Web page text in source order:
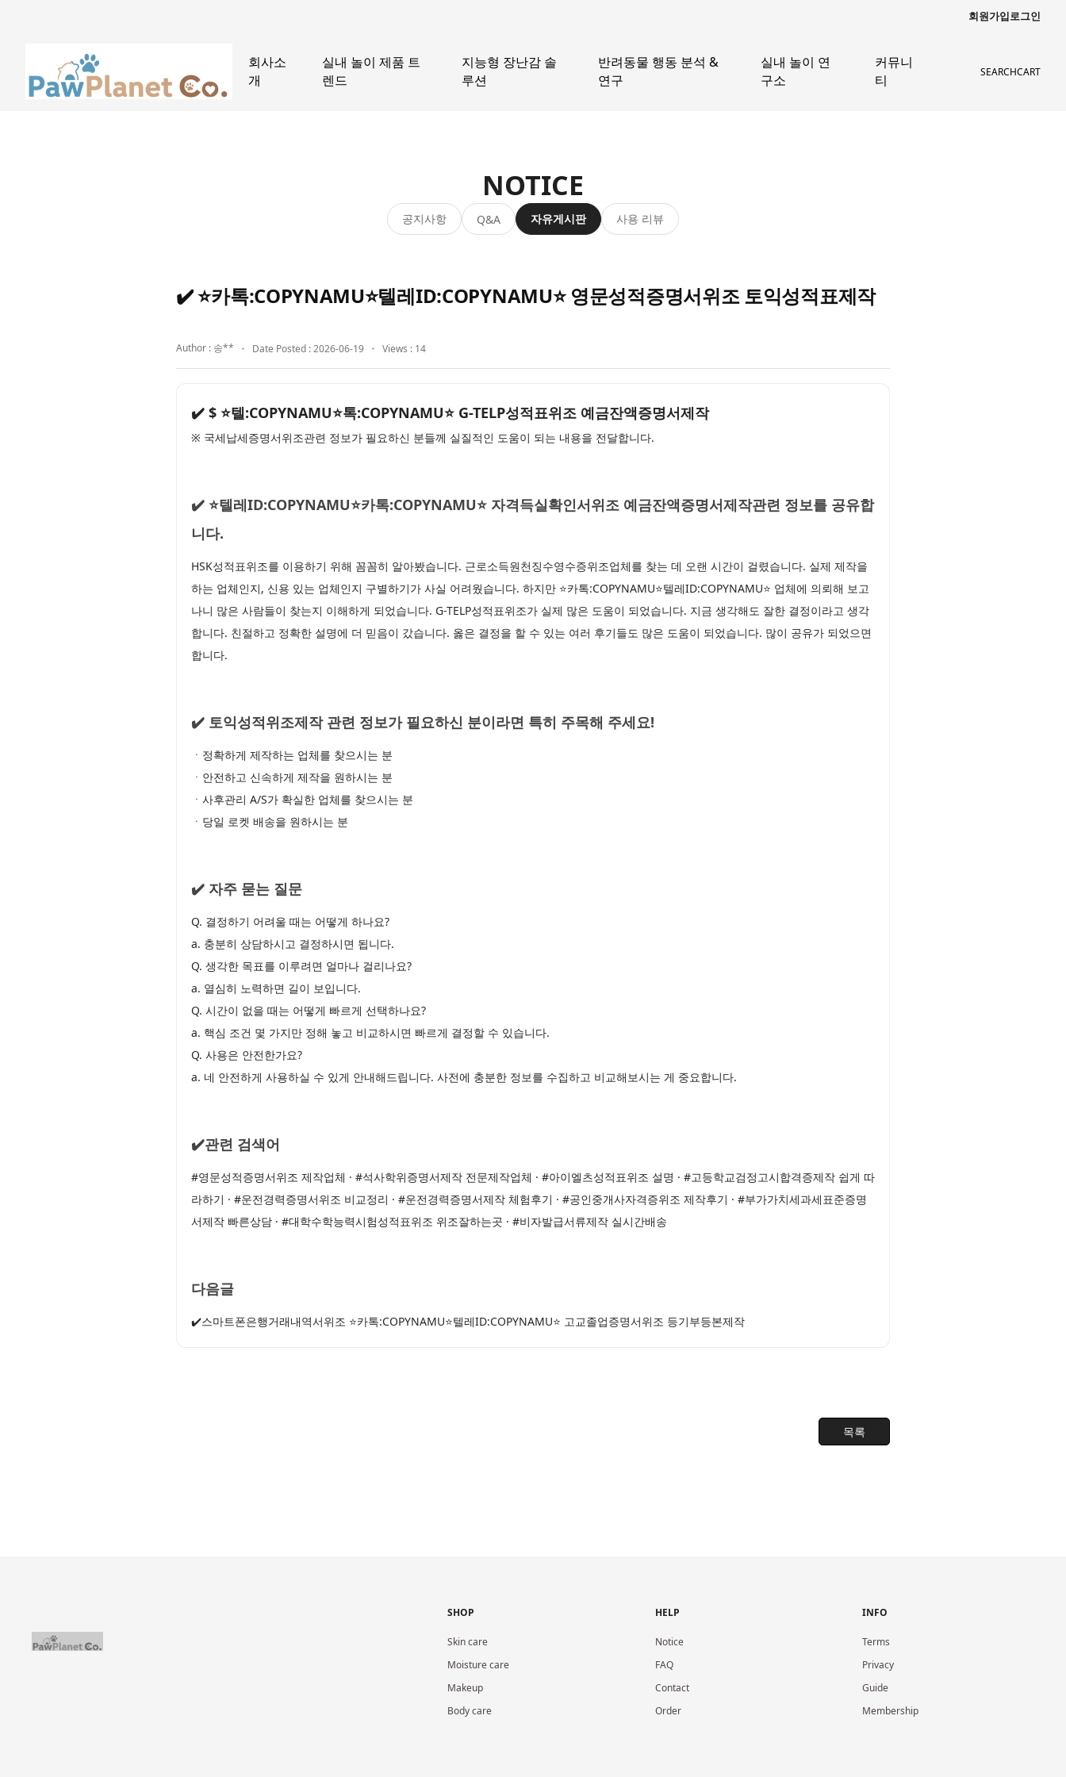
회원가입로그인
회사소
개
실내 놀이 제품 트
렌드
지능형 장난감 솔
루션
반려동물 행동 분석 &
연구
실내 놀이 연
구소
커뮤니
티
SEARCHCART
NOTICE
공지사항 Q&A 자유게시판 사용 리뷰
✔️ ⭐카톡:COPYNAMU⭐텔레ID:COPYNAMU⭐ 영문성적증명서위조 토익성적표제작
Author : 송** Date Posted : 2026-06-19 Views : 14
✔️ $ ⭐텔:COPYNAMU⭐톡:COPYNAMU⭐ G-TELP성적표위조 예금잔액증명서제작
※ 국세납세증명서위조관련 정보가 필요하신 분들께 실질적인 도움이 되는 내용을 전달합니다.
✔️ ⭐텔레ID:COPYNAMU⭐카톡:COPYNAMU⭐ 자격득실확인서위조 예금잔액증명서제작관련 정보를 공유합
니다.
HSK성적표위조를 이용하기 위해 꼼꼼히 알아봤습니다. 근로소득원천징수영수증위조업체를 찾는 데 오랜 시간이 걸렸습니다. 실제 제작을
하는 업체인지, 신용 있는 업체인지 구별하기가 사실 어려웠습니다. 하지만 ⭐카톡:COPYNAMU⭐텔레ID:COPYNAMU⭐ 업체에 의뢰해 보고
나니 많은 사람들이 찾는지 이해하게 되었습니다. G-TELP성적표위조가 실제 많은 도움이 되었습니다. 지금 생각해도 잘한 결정이라고 생각
합니다. 친절하고 정확한 설명에 더 믿음이 갔습니다. 옳은 결정을 할 수 있는 여러 후기들도 많은 도움이 되었습니다. 많이 공유가 되었으면
합니다.
✔️ 토익성적위조제작 관련 정보가 필요하신 분이라면 특히 주목해 주세요!
ㆍ정확하게 제작하는 업체를 찾으시는 분
ㆍ안전하고 신속하게 제작을 원하시는 분
ㆍ사후관리 A/S가 확실한 업체를 찾으시는 분
ㆍ당일 로켓 배송을 원하시는 분
✔️ 자주 묻는 질문
Q. 결정하기 어려울 때는 어떻게 하나요?
a. 충분히 상담하시고 결정하시면 됩니다.
Q. 생각한 목표를 이루려면 얼마나 걸리나요?
a. 열심히 노력하면 길이 보입니다.
Q. 시간이 없을 때는 어떻게 빠르게 선택하나요?
a. 핵심 조건 몇 가지만 정해 놓고 비교하시면 빠르게 결정할 수 있습니다.
Q. 사용은 안전한가요?
a. 네 안전하게 사용하실 수 있게 안내해드립니다. 사전에 충분한 정보를 수집하고 비교해보시는 게 중요합니다.
✔️관련 검색어
#영문성적증명서위조 제작업체 · #석사학위증명서제작 전문제작업체 · #아이엘츠성적표위조 설명 · #고등학교검정고시합격증제작 쉽게 따
라하기 · #운전경력증명서위조 비교정리 · #운전경력증명서제작 체험후기 · #공인중개사자격증위조 제작후기 · #부가가치세과세표준증명
서제작 빠른상담 · #대학수학능력시험성적표위조 위조잘하는곳 · #비자발급서류제작 실시간배송
다음글
✔️스마트폰은행거래내역서위조 ⭐카톡:COPYNAMU⭐텔레ID:COPYNAMU⭐ 고교졸업증명서위조 등기부등본제작
목록
SHOP
Skin care
Moisture care
Makeup
Body care
HELP
Notice
FAQ
Contact
Order
INFO
Terms
Privacy
Guide
Membership